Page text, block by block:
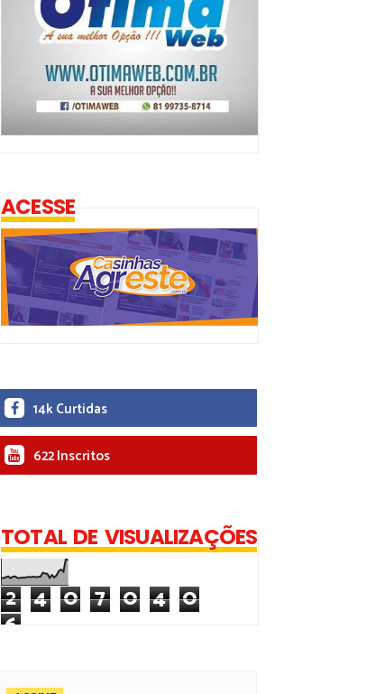
ACESSE
14k Curtidas
622 Inscritos
TOTAL DE VISUALIZAÇÕES
2 4 0 7 0 4 0
6